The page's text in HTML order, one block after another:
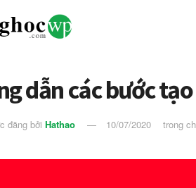
dẫn các bước
đăng bởi Hathao 10/07/2020 trong